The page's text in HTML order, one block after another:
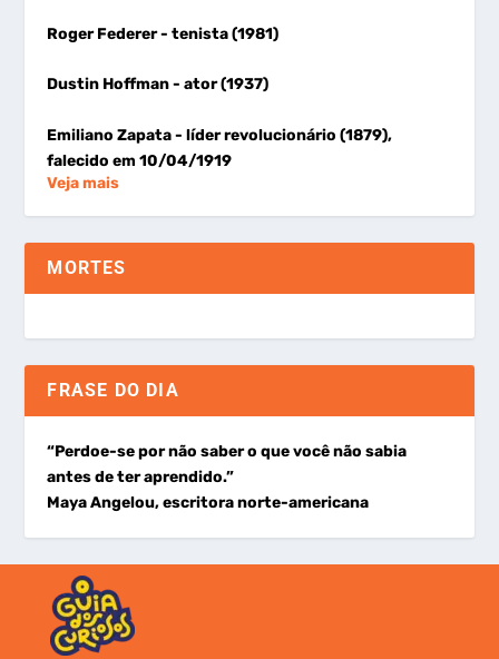
Roger Federer- tenista (1981)
Dustin Hoffman- ator (1937)
Emiliano Zapata- líder revolucionário (1879),
falecido em 10/04/1919
Veja mais
MORTES
FRASE DO DIA
“Perdoe-se por não saber o que você não sabia
antes de ter aprendido.”
Maya Angelou, escritora norte-americana